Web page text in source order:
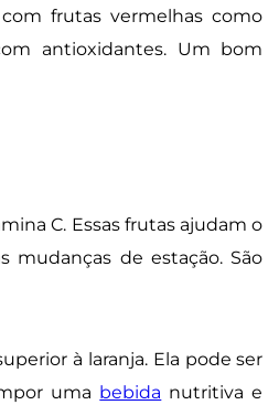
com frutas vermelhas como
antioxidantes. Um bom
C. Essas frutas ajudam o
mudanças de estação. São
à laranja. Ela pode ser
uma bebida nutritiva e